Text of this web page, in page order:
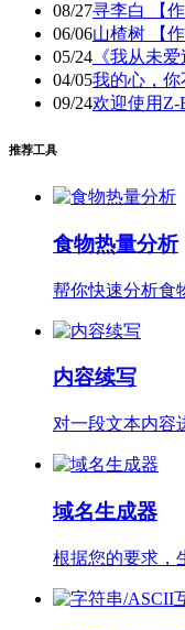
08/27寻李白 【
06/06山楂树 【
05/24 《我从未
04/05我的心，你
09/24欢迎使用Z-
推荐工具
食物热量分析
帮你快速分析食
内容续写
对一段文本内容
域名生成器
根据您的要求，